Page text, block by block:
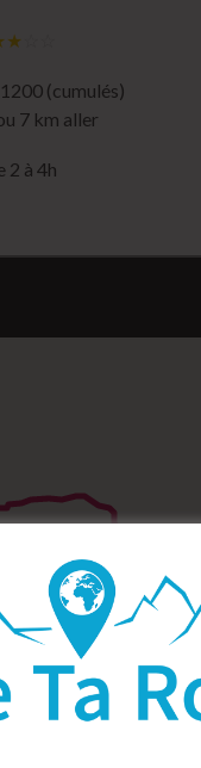
1200 (cumulés)
7 km aller
2 à 4h